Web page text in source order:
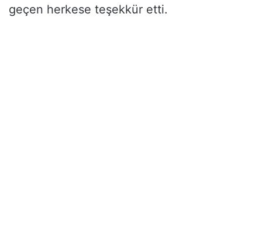
geçen herkese teşekkür etti.